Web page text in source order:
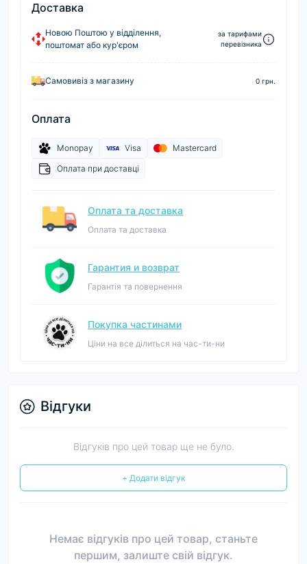
Доставка
Новою Поштою у відділення,
поштомат або кур'єром
за тарифами
перевізника
Самовивіз з магазину 0 грн.
Оплата
Monopay Visa
Mastercard
Оплата при доставці
Оплата та доставка
Оплата та доставка
Гарантия и возврат
Гарантія та повернення
Покупка частинами
Ціни на все ділиться на час-ти-ни
Відгуки
Відгуків про цей товар ще не було.
+ Додати відгук
Немає відгуків про цей товар, станьте
першим, залиште свій відгук.